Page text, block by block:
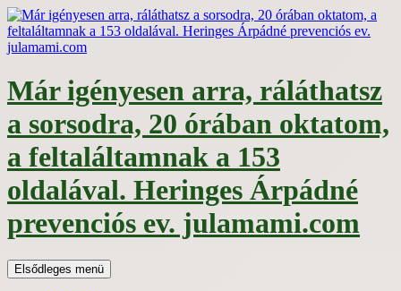
Kilépés
a
tartalomba
Már igényesen arra, ráláthatsz
a sorsodra, 20 órában oktatom,
a feltaláltamnak a 153
oldalával. Heringes Árpádné
prevenciós ev. julamami.com
Keresés
Elsődleges menü